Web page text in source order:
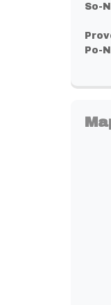
So-
Po-